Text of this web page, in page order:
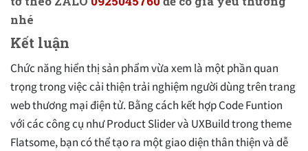
nhé
Kết luận
Chức năng hiển thị sản phẩm vừa xem là một phần quan
trọng trong việc cải thiện trải nghiệm người dùng trên trang
web thương mại điện tử. Bằng cách kết hợp Code Funtion
với các công cụ như Product Slider và UXBuild trong theme
Flatsome, bạn có thể tạo ra một giao diện thân thiện và dễ